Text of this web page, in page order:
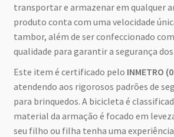
transportar e armazenar em qualquer
produto conta com uma velocidade
tambor, além de ser confeccionado
qualidade para garantir a segurança
Este item é certificado pelo INMETRO
atendendo aos rigorosos padrões de
para brinquedos. A bicicleta é
material da armação é focado em
seu filho ou filha tenha uma